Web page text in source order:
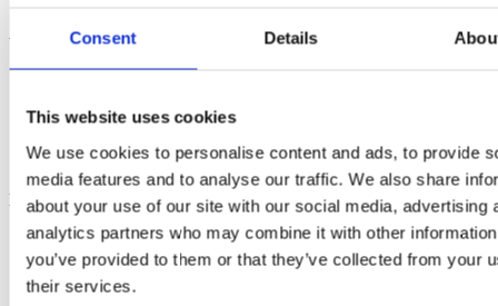
Consent Details
This website uses cookies
We use cookies to personalise content and ads, to provide
media features and to analyse our traffic. We also share
about your use of our site with our social media, advertising
analytics partners who may combine it with other
you’ve provided to them or that they’ve collected from your
their services.
Afprøv demo uden binding
Demoen kræverikke
Du får adgang til alle features
Demoenudløber automatisk
Du er i trygge hænder
EazyProject siden 2002
+10.000 daglige brugere
Sund og robust økonomi (AAA kredit-rating)